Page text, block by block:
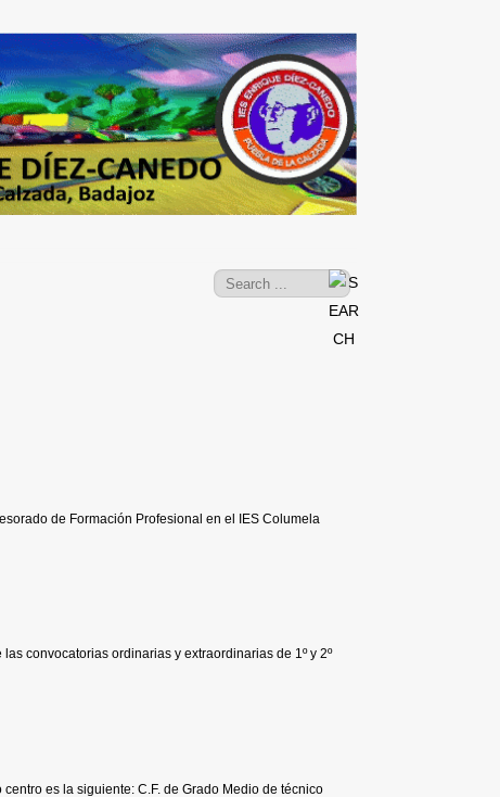
de Formación Profesional en el IES Columela
convocatorias ordinarias y extraordinarias de 1º y 2º
es la siguiente: C.F. de Grado Medio de técnico